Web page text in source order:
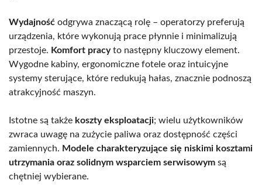
Wydajność odgrywa znaczącą rolę – operatorzy preferują
urządzenia, które wykonują prace płynnie i minimalizują
przestoje. Komfort pracyto następny kluczowy element.
Wygodne kabiny, ergonomiczne fotele oraz intuicyjne
systemy sterujące, które redukują hałas, znacznie podnoszą
atrakcyjność maszyn.
Istotne są także koszty eksploatacji; wielu użytkowników
zwraca uwagę na zużycie paliwa oraz dostępność części
zamiennych. Modele charakteryzujące się niskimi kosztami
utrzymania oraz solidnym wsparciem serwisowym są
chętniej wybierane.